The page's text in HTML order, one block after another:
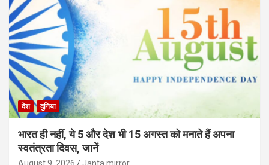
देश दुनिया
भारत ही नहीं, ये 5 और देश भी 15 अगस्त को मनाते हैं अपना
स्वतंत्रता दिवस, जानें